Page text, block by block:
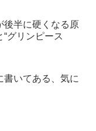
後半に硬くなる原
グリンピース
書いてある、気に